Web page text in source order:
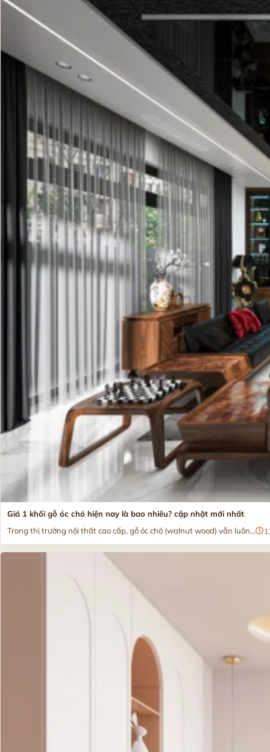
Giá 1 khối gỗ óc chó hiện nay là bao nhiêu? cập nhật mới nhất
Trong thị trường nội thất cao cấp, gỗ óc chó (walnut wood) vẫn luôn...